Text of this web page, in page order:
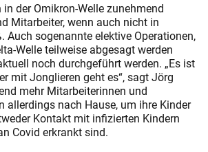
der Omikron-Welle zunehmend
Mitarbeiter, wenn auch nicht in
Auch sogenannte elektive Operationen,
Welle teilweise abgesagt werden
noch durchgeführt werden. „Es ist
mit Jonglieren geht es“, sagt Jörg
mehr Mitarbeiterinnen und
allerdings nach Hause, um ihre Kinder
Kontakt mit infizierten Kindern
Covid erkrankt sind.